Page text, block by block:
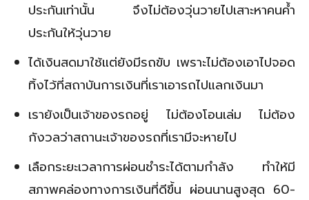
ประกันเท่านั้น จึงไม่ต้องวุ่นวายไปเสาะหาคนค้ำ
ประกันให้วุ่นวาย
ได้เงินสดมาใช้แต่ยังมีรถขับ เพราะไม่ต้องเอาไปจอด
ทิ้งไว้ที่สถาบันการเงินที่เราเอารถไปแลกเงินมา
เรายังเป็นเจ้าของรถอยู่ ไม่ต้องโอนเล่ม ไม่ต้อง
กังวลว่าสถานะเจ้าของรถที่เรามีจะหายไป
เลือกระยะเวลาการผ่อนชำระได้ตามกำลัง ทำให้มี
สภาพคล่องทางการเงินที่ดีขึ้น ผ่อนนานสูงสุด 60-